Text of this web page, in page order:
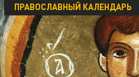
ПРАВОСЛАВНЫЙ КАЛЕНДАРЬ